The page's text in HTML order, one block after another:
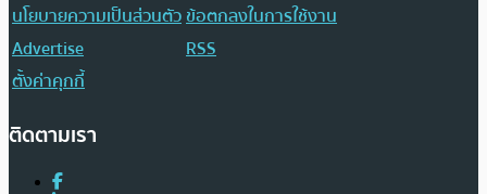
นโยบายความเป็นส่วนตัวข้อตกลงในการใช้งาน
Advertise
RSS
ตั้งค่าคุกกี้
ติดตามเรา